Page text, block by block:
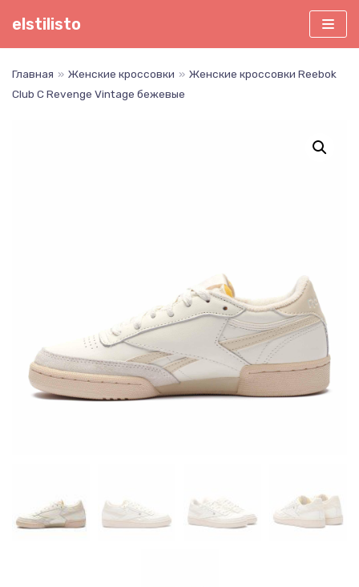
Перейти
elstilisto
Главная » Женские кроссовки » Женские кроссовки Reebok
Club C Revenge Vintage бежевые